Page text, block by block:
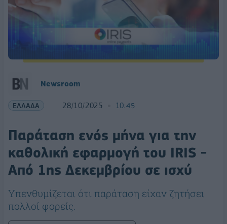
Newsroom
ΕΛΛΑΔΑ 28/10/2025 10:45
Παράταση ενός μήνα για την
καθολική εφαρμογή του IRIS -
Από 1ης Δεκεμβρίου σε ισχύ
Υπενθυμίζεται ότι παράταση είχαν ζητήσει
πολλοί φορείς.